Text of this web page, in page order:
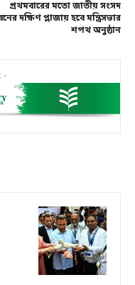
প্রথমবারের মতো জাতীয় সংসদ
দক্ষিণ প্লাজায় হবে মন্ত্রিসভার
শপথ অনুষ্ঠান
-